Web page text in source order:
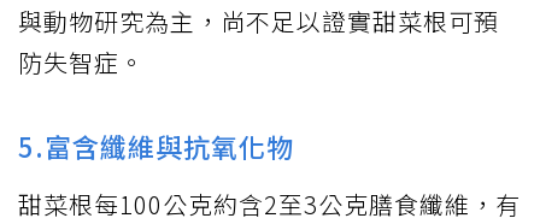
與動物研究為主，尚不足以證實甜菜根可預
防失智症。
5.富含纖維與抗氧化物
甜菜根每100公克約含2至3公克膳食纖維，有